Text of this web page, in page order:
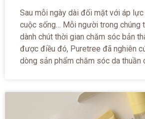
Sau mỗi ngày dài đối mặt với áp
cuộc sống… Mỗi người trong chúng
dành chút thời gian chăm sóc bản
được điều đó, Puretree đã nghiên
dòng sản phẩm chăm sóc da thuần